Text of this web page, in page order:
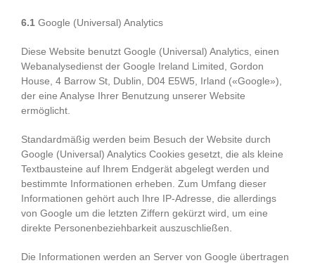
6.1 Google (Universal) Analytics
Diese Website benutzt Google (Universal) Analytics, einen
Webanalysedienst der Google Ireland Limited, Gordon
House, 4 Barrow St, Dublin, D04 E5W5, Irland («Google»),
der eine Analyse Ihrer Benutzung unserer Website
ermöglicht.
Standardmäßig werden beim Besuch der Website durch
Google (Universal) Analytics Cookies gesetzt, die als kleine
Textbausteine auf Ihrem Endgerät abgelegt werden und
bestimmte Informationen erheben. Zum Umfang dieser
Informationen gehört auch Ihre IP-Adresse, die allerdings
von Google um die letzten Ziffern gekürzt wird, um eine
direkte Personenbeziehbarkeit auszuschließen.
Die Informationen werden an Server von Google übertragen